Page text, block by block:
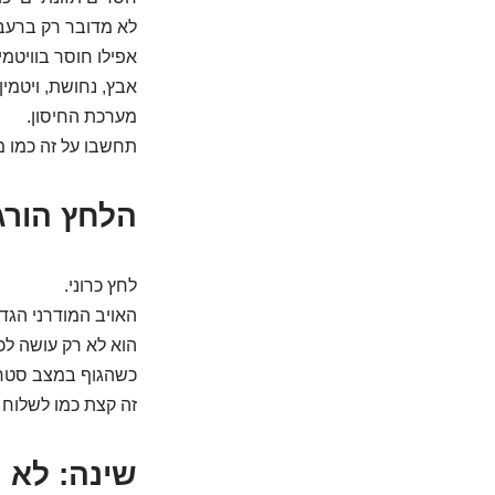
לא מדובר רק ברעב
אפילו חוסר
מערכת החיסון.
תחשבו על זה כמו
הלחץ
לחץ כרוני.
האויב המודרני
הוא לא רק עושה
כשהגוף במצב
זה קצת כמו
שינה: לא